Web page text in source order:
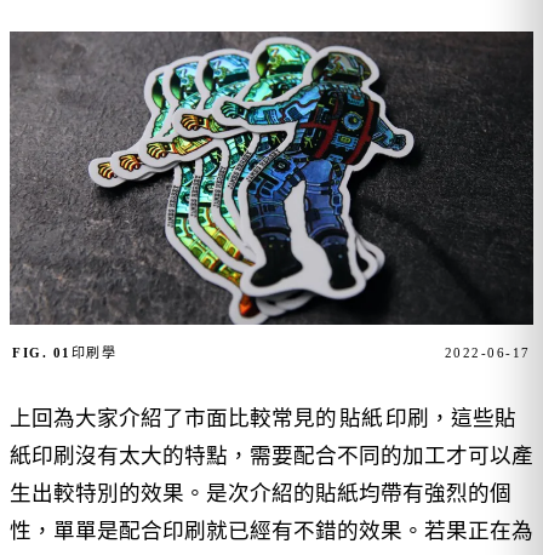
FIG. 01 印刷學 2022-06-17
上回為大家介紹了市面比較常見的 貼紙 印刷，這些貼
紙印刷沒有太大的特點，需要配合不同的加工才可以產
生出較特別的效果。是次介紹的貼紙均帶有強烈的個
性，單單是配合印刷就已經有不錯的效果。若果正在為